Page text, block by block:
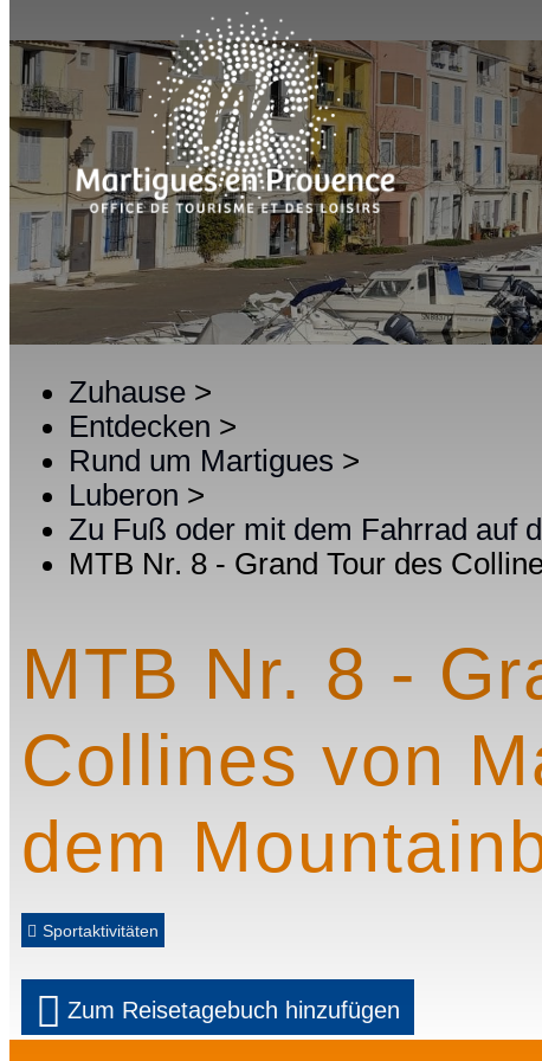
Zuhause >
Entdecken >
Rund um Martigues >
Luberon >
Zu Fuß oder mit dem Fahrrad auf
MTB Nr. 8 - Grand Tour des
MTB Nr. 8 -
Collines von
dem
Sportaktivitäten
Zum Reisetagebuch hinzufügen